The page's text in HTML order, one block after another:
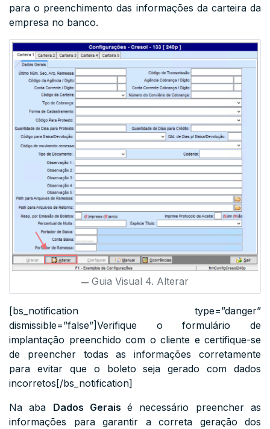
para o preenchimento das informações da carteira da
empresa no banco.
Guia Visual 4. Alterar
[bs_notification type=”danger”
dismissible=”false”]Verifique o formulário de
implantação preenchido com o cliente e certifique-se
de preencher todas as informações corretamente
para evitar que o boleto seja gerado com dados
incorretos[/bs_notification]
Na aba Dados Geraisé necessário preencher as
informações para garantir a correta geração dos